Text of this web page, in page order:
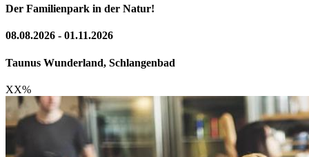
Der Familienpark in der Natur!
08.08.2026 - 01.11.2026
Taunus Wunderland, Schlangenbad
XX%